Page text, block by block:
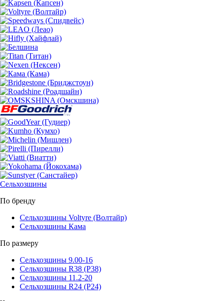
Сельхозшины
По бренду
Сельхозшины Voltyre (Волтайр)
Сельхозшины Кама
По размеру
Сельхозшины 9.00-16
Сельхозшины R38 (Р38)
Сельхозшины 11.2-20
Сельхозшины R24 (Р24)